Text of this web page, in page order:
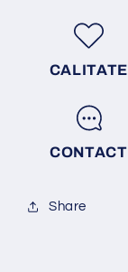
CALITATE
CONTACT
Share